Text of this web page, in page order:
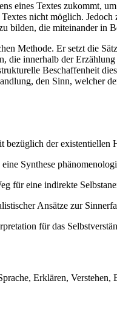
eines Textes zukommt,
nicht möglich.
bilden, die miteinander in
Methode. Er setzt die
die innerhalb der
Beschaffenheit
den Sinn, welcher
der existentiellen
Synthese
für eine indirekte
Ansätze zur
für das
Erklären, Verstehen,